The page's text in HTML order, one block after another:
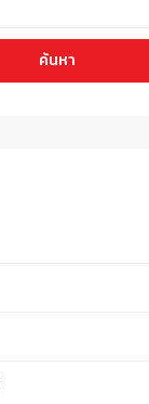
ค้นหา